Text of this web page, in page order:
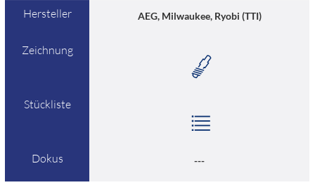
Hersteller AEG, Milwaukee, Ryobi (TTI)
Zeichnung
Stückliste
Dokus ---